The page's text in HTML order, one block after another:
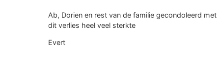
Ab, Dorien en rest van de familie gecondoleerd met
dit verlies heel veel sterkte
Evert